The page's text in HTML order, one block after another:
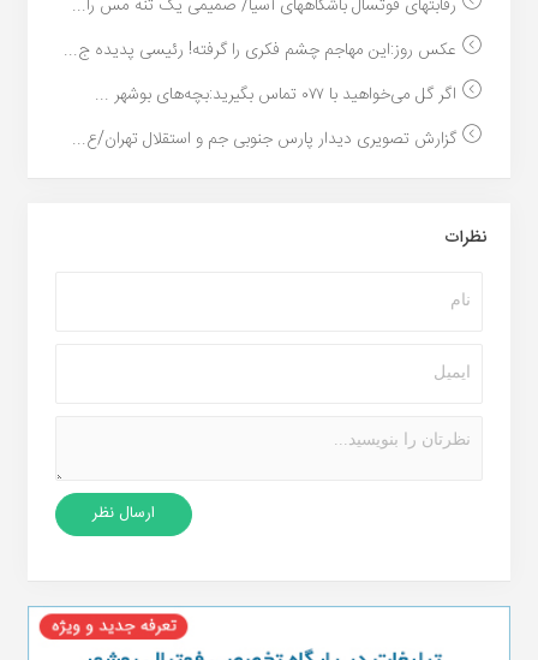
عکس روز:این مهاجم چشم فکری را گرفته! رئیسی پدیده ج...
اگر گل می‌خواهید با ۰۷۷ تماس بگیرید:بچه‌های بوشهر ...
گزارش تصویری دیدار پارس جنوبی جم و استقلال تهران/ع...
نظرات